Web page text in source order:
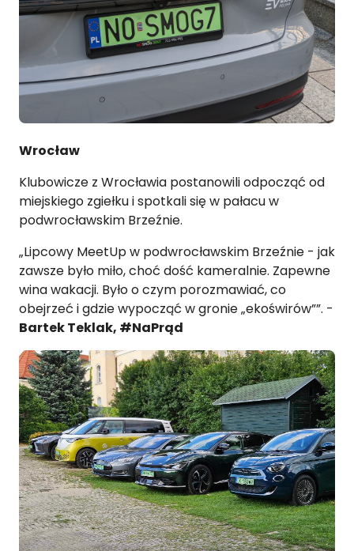
Wrocław
Klubowicze z Wrocławia postanowili odpocząć od
miejskiego zgiełku i spotkali się w pałacu w
podwrocławskim Brzeźnie.
„Lipcowy MeetUp w podwrocławskim Brzeźnie - jak
zawsze było miło, choć dość kameralnie. Zapewne
wina wakacji. Było o czym porozmawiać, co
obejrzeć i gdzie wypocząć w gronie „ekoświrów””. -
Bartek Teklak, #NaPrąd